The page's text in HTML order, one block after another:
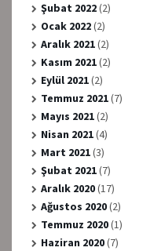
Şubat 2022(2)
Ocak 2022(2)
Aralık 2021(2)
Kasım 2021(2)
Eylül 2021(2)
Temmuz 2021(7)
Mayıs 2021(2)
Nisan 2021(4)
Mart 2021(3)
Şubat 2021(7)
Aralık 2020(17)
Ağustos 2020(2)
Temmuz 2020(1)
Haziran 2020(7)